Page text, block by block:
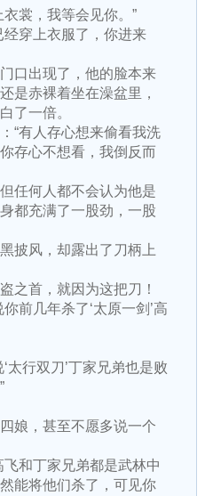
裳，我等会见你。”
穿上衣服了，你进来
出现了，他的脸本来
是赤裸着坐在澡盆里，
了一倍。
有人存心想来偷看我洗
存心不想看，我倒反而
何人都不会认为他是
都充满了一股劲，一股
风，却露出了刀柄上
首，就因为这把刀！
几年杀了‘太原一剑’高
行双刀’丁家兄弟也是败
，甚至不愿多说一个
和丁家兄弟都是武林中
能将他们杀了，可见你